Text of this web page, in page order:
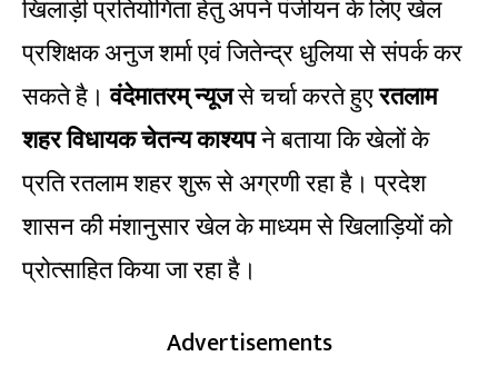
खिलाड़ी प्रतियोगिता हेतु अपने पंजीयन के लिए खेल
प्रशिक्षक अनुज शर्मा एवं जितेन्द्र धुलिया से संपर्क कर
सकते है।वंदेमातरम् न्यूजसे चर्चा करते हुएरतलाम
शहर विधायक चेतन्य काश्यपने बताया कि खेलों के
प्रति रतलाम शहर शुरू से अग्रणी रहा है। प्रदेश
शासन की मंशानुसार खेल के माध्यम से खिलाड़ियों को
प्रोत्साहित किया जा रहा है।
Advertisements